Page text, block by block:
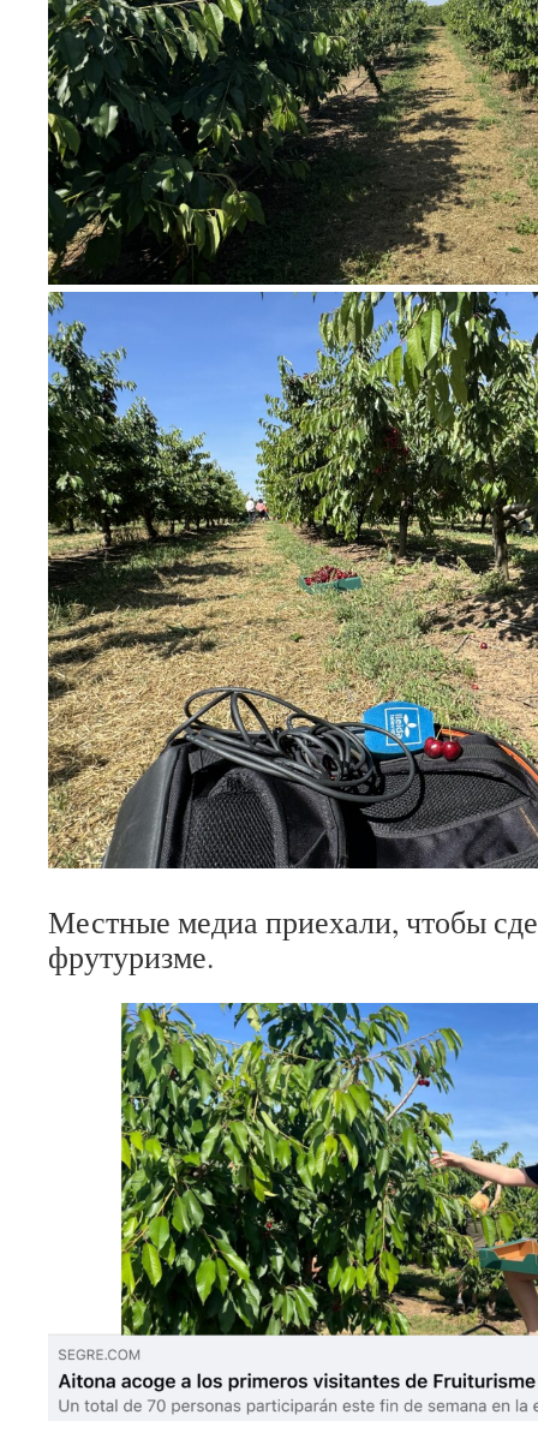
Местные медиа приехали, чтобы
фрутуризме.